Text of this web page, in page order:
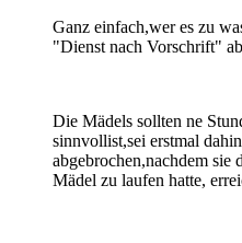
Ganz einfach,wer es zu
"Dienst nach Vorschrift"
Die Mädels sollten ne
sinnvollist,sei erstmal
abgebrochen,nachdem
Mädel zu laufen hatte,